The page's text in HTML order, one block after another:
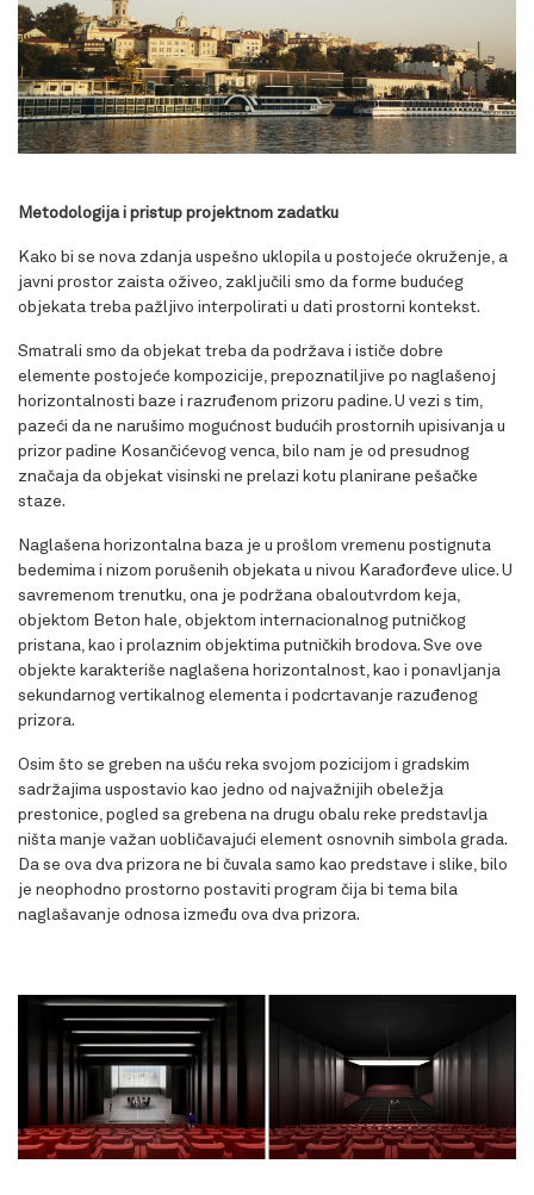
Metodologija i pristup projektnom zadatku
Kako bi se nova zdanja uspešno uklopila u postojeće okruženje, a
javni prostor zaista oživeo, zaključili smo da forme budućeg
objekata treba pažljivo interpolirati u dati prostorni kontekst.
Smatrali smo da objekat treba da podržava i ističe dobre
elemente postojeće kompozicije, prepoznatiljive po naglašenoj
horizontalnosti baze i razruđenom prizoru padine. U vezi s tim,
pazeći da ne narušimo mogućnost budućih prostornih upisivanja u
prizor padine Kosančićevog venca, bilo nam je od presudnog
značaja da objekat visinski ne prelazi kotu planirane pešačke
staze.
Naglašena horizontalna baza je u prošlom vremenu postignuta
bedemima i nizom porušenih objekata u nivou Karađorđeve ulice. U
savremenom trenutku, ona je podržana obaloutvrdom keja,
objektom Beton hale, objektom internacionalnog putničkog
pristana, kao i prolaznim objektima putničkih brodova. Sve ove
objekte karakteriše naglašena horizontalnost, kao i ponavljanja
sekundarnog vertikalnog elementa i podcrtavanje razuđenog
prizora.
Osim što se greben na ušću reka svojom pozicijom i gradskim
sadržajima uspostavio kao jedno od najvažnijih obeležja
prestonice, pogled sa grebena na drugu obalu reke predstavlja
ništa manje važan uobličavajući element osnovnih simbola grada.
Da se ova dva prizora ne bi čuvala samo kao predstave i slike, bilo
je neophodno prostorno postaviti program čija bi tema bila
naglašavanje odnosa između ova dva prizora.